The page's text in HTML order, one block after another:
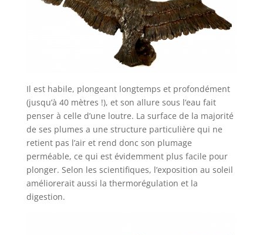
Il est habile, plongeant longtemps et profondément
(jusqu’à 40 mètres !), et son allure sous l’eau fait
penser à celle d’une loutre. La surface de la majorité
de ses plumes a une structure particulière qui ne
retient pas l’air et rend donc son plumage
perméable, ce qui est évidemment plus facile pour
plonger. Selon les scientifiques, l’exposition au soleil
améliorerait aussi la thermorégulation et la
digestion.